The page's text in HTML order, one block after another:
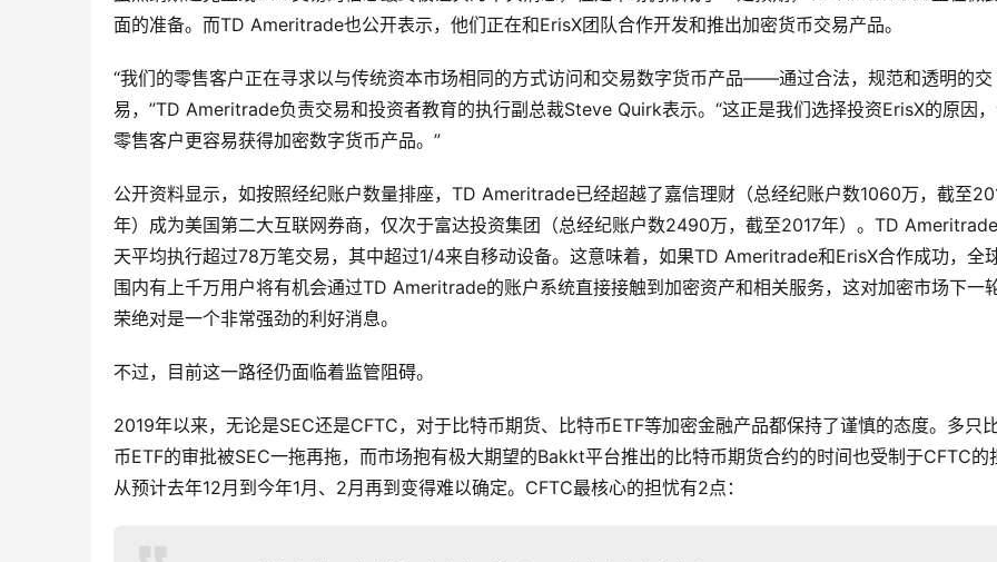
面的准备。而TD Ameritrade也公开表示，他们正在和ErisX团队合作开发和推出加密货币交易产品。
“我们的零售客户正在寻求以与传统资本市场相同的方式访问和交易数字货币产品——通过合法，规范和透明的交
易，”TD Ameritrade负责交易和投资者教育的执行副总裁Steve Quirk表示。“这正是我们选择投资ErisX的原因
零售客户更容易获得加密数字货币产品。”
公开资料显示，如按照经纪账户数量排座，TD Ameritrade已经超越了嘉信理财（总经纪账户数1060万，截至
年）成为美国第二大互联网券商，仅次于富达投资集团（总经纪账户数2490万，截至2017年）。TD
天平均执行超过78万笔交易，其中超过1/4来自移动设备。这意味着，如果TD Ameritrade和ErisX合作成功，全
围内有上千万用户将有机会通过TD Ameritrade的账户系统直接接触到加密资产和相关服务，这对加密市场下一
荣绝对是一个非常强劲的利好消息。
不过，目前这一路径仍面临着监管阻碍。
2019年以来，无论是SEC还是CFTC，对于比特币期货、比特币ETF等加密金融产品都保持了谨慎的态度。多只
币ETF的审批被SEC一拖再拖，而市场抱有极大期望的Bakkt平台推出的比特币期货合约的时间也受制于CFTC的
从预计去年12月到今年1月、2月再到变得难以确定。CFTC最核心的担忧有2点：